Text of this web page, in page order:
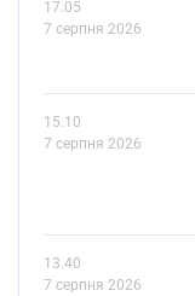
17.05
7 серпня 2026
15.10
7 серпня 2026
13.40
7 серпня 2026